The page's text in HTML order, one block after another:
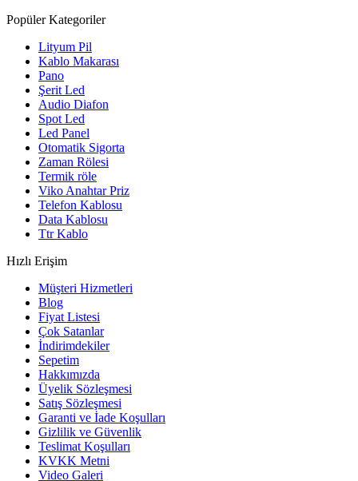
Popüler Kategoriler
Lityum Pil
Kablo Makarası
Pano
Şerit Led
Audio Diafon
Spot Led
Led Panel
Otomatik Sigorta
Zaman Rölesi
Termik röle
Viko Anahtar Priz
Telefon Kablosu
Data Kablosu
Ttr Kablo
Hızlı Erişim
Müşteri Hizmetleri
Blog
Fiyat Listesi
Çok Satanlar
İndirimdekiler
Sepetim
Hakkımızda
Üyelik Sözleşmesi
Satış Sözleşmesi
Garanti ve İade Koşulları
Gizlilik ve Güvenlik
Teslimat Koşulları
KVKK Metni
Video Galeri